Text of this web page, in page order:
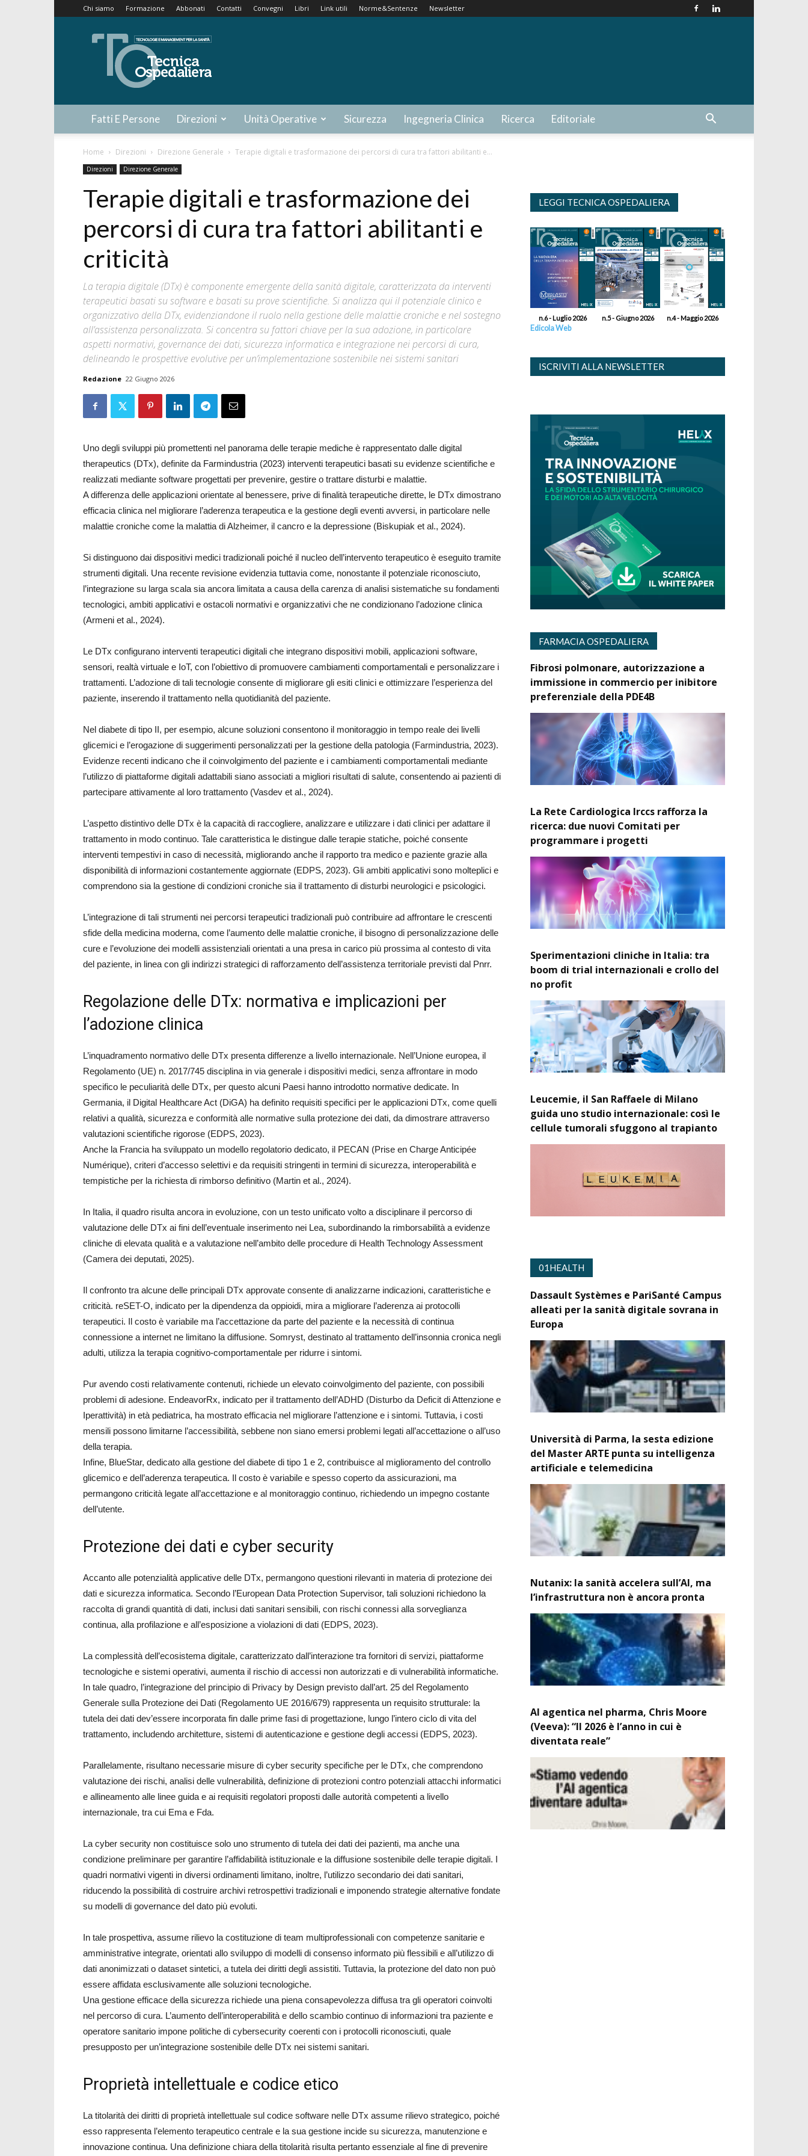
Chi siamo Formazione Abbonati Contatti Convegni Libri Link utili Norme&Sentenze Newsletter
Tecnica
Ospedaliera
Fatti E Persone Direzioni Unità Operative Sicurezza Ingegneria Clinica Ricerca Editoriale
Home Direzioni Direzione Generale Terapie digitali e trasformazione dei percorsi di cura tra fattori abilitanti e...
Direzioni Direzione Generale
Terapie digitali e trasformazione dei
percorsi di cura tra fattori abilitanti e
criticità
La terapia digitale (DTx) è componente emergente della sanità digitale, caratterizzata da interventi
terapeutici basati su software e basati su prove scientifiche. Si analizza qui il potenziale clinico e
organizzativo della DTx, evidenziandone il ruolo nella gestione delle malattie croniche e nel sostegno
all’assistenza personalizzata. Si concentra su fattori chiave per la sua adozione, in particolare
aspetti normativi, governance dei dati, sicurezza informatica e integrazione nei percorsi di cura,
delineando le prospettive evolutive per un’implementazione sostenibile nei sistemi sanitari
Redazione 22 Giugno 2026
Uno degli sviluppi più promettenti nel panorama delle terapie mediche è rappresentato dalle digital
therapeutics (DTx), definite da Farmindustria (2023) interventi terapeutici basati su evidenze scientifiche e
realizzati mediante software progettati per prevenire, gestire o trattare disturbi e malattie.
A differenza delle applicazioni orientate al benessere, prive di finalità terapeutiche dirette, le DTx dimostrano
efficacia clinica nel migliorare l’aderenza terapeutica e la gestione degli eventi avversi, in particolare nelle
malattie croniche come la malattia di Alzheimer, il cancro e la depressione (Biskupiak et al., 2024).
Si distinguono dai dispositivi medici tradizionali poiché il nucleo dell’intervento terapeutico è eseguito tramite
strumenti digitali. Una recente revisione evidenzia tuttavia come, nonostante il potenziale riconosciuto,
l’integrazione su larga scala sia ancora limitata a causa della carenza di analisi sistematiche su fondamenti
tecnologici, ambiti applicativi e ostacoli normativi e organizzativi che ne condizionano l’adozione clinica
(Armeni et al., 2024).
Le DTx configurano interventi terapeutici digitali che integrano dispositivi mobili, applicazioni software,
sensori, realtà virtuale e IoT, con l’obiettivo di promuovere cambiamenti comportamentali e personalizzare i
trattamenti. L’adozione di tali tecnologie consente di migliorare gli esiti clinici e ottimizzare l’esperienza del
paziente, inserendo il trattamento nella quotidianità del paziente.
Nel diabete di tipo II, per esempio, alcune soluzioni consentono il monitoraggio in tempo reale dei livelli
glicemici e l’erogazione di suggerimenti personalizzati per la gestione della patologia (Farmindustria, 2023).
Evidenze recenti indicano che il coinvolgimento del paziente e i cambiamenti comportamentali mediante
l’utilizzo di piattaforme digitali adattabili siano associati a migliori risultati di salute, consentendo ai pazienti di
partecipare attivamente al loro trattamento (Vasdev et al., 2024).
L’aspetto distintivo delle DTx è la capacità di raccogliere, analizzare e utilizzare i dati clinici per adattare il
trattamento in modo continuo. Tale caratteristica le distingue dalle terapie statiche, poiché consente
interventi tempestivi in caso di necessità, migliorando anche il rapporto tra medico e paziente grazie alla
disponibilità di informazioni costantemente aggiornate (EDPS, 2023). Gli ambiti applicativi sono molteplici e
comprendono sia la gestione di condizioni croniche sia il trattamento di disturbi neurologici e psicologici.
L’integrazione di tali strumenti nei percorsi terapeutici tradizionali può contribuire ad affrontare le crescenti
sfide della medicina moderna, come l’aumento delle malattie croniche, il bisogno di personalizzazione delle
cure e l’evoluzione dei modelli assistenziali orientati a una presa in carico più prossima al contesto di vita
del paziente, in linea con gli indirizzi strategici di rafforzamento dell’assistenza territoriale previsti dal Pnrr.
Regolazione delle DTx: normativa e implicazioni per
l’adozione clinica
L’inquadramento normativo delle DTx presenta differenze a livello internazionale. Nell’Unione europea, il
Regolamento (UE) n. 2017/745 disciplina in via generale i dispositivi medici, senza affrontare in modo
specifico le peculiarità delle DTx, per questo alcuni Paesi hanno introdotto normative dedicate. In
Germania, il Digital Healthcare Act (DiGA) ha definito requisiti specifici per le applicazioni DTx, come quelli
relativi a qualità, sicurezza e conformità alle normative sulla protezione dei dati, da dimostrare attraverso
valutazioni scientifiche rigorose (EDPS, 2023).
Anche la Francia ha sviluppato un modello regolatorio dedicato, il PECAN (Prise en Charge Anticipée
Numérique), criteri d’accesso selettivi e da requisiti stringenti in termini di sicurezza, interoperabilità e
tempistiche per la richiesta di rimborso definitivo (Martin et al., 2024).
In Italia, il quadro risulta ancora in evoluzione, con un testo unificato volto a disciplinare il percorso di
valutazione delle DTx ai fini dell’eventuale inserimento nei Lea, subordinando la rimborsabilità a evidenze
cliniche di elevata qualità e a valutazione nell’ambito delle procedure di Health Technology Assessment
(Camera dei deputati, 2025).
Il confronto tra alcune delle principali DTx approvate consente di analizzarne indicazioni, caratteristiche e
criticità. reSET-O, indicato per la dipendenza da oppioidi, mira a migliorare l’aderenza ai protocolli
terapeutici. Il costo è variabile ma l’accettazione da parte del paziente e la necessità di continua
connessione a internet ne limitano la diffusione. Somryst, destinato al trattamento dell’insonnia cronica negli
adulti, utilizza la terapia cognitivo-comportamentale per ridurre i sintomi.
Pur avendo costi relativamente contenuti, richiede un elevato coinvolgimento del paziente, con possibili
problemi di adesione. EndeavorRx, indicato per il trattamento dell’ADHD (Disturbo da Deficit di Attenzione e
Iperattività) in età pediatrica, ha mostrato efficacia nel migliorare l’attenzione e i sintomi. Tuttavia, i costi
mensili possono limitarne l’accessibilità, sebbene non siano emersi problemi legati all’accettazione o all’uso
della terapia.
Infine, BlueStar, dedicato alla gestione del diabete di tipo 1 e 2, contribuisce al miglioramento del controllo
glicemico e dell’aderenza terapeutica. Il costo è variabile e spesso coperto da assicurazioni, ma
permangono criticità legate all’accettazione e al monitoraggio continuo, richiedendo un impegno costante
dell’utente.
Protezione dei dati e cyber security
Accanto alle potenzialità applicative delle DTx, permangono questioni rilevanti in materia di protezione dei
dati e sicurezza informatica. Secondo l’European Data Protection Supervisor, tali soluzioni richiedono la
raccolta di grandi quantità di dati, inclusi dati sanitari sensibili, con rischi connessi alla sorveglianza
continua, alla profilazione e all’esposizione a violazioni di dati (EDPS, 2023).
La complessità dell’ecosistema digitale, caratterizzato dall’interazione tra fornitori di servizi, piattaforme
tecnologiche e sistemi operativi, aumenta il rischio di accessi non autorizzati e di vulnerabilità informatiche.
In tale quadro, l’integrazione del principio di Privacy by Design previsto dall’art. 25 del Regolamento
Generale sulla Protezione dei Dati (Regolamento UE 2016/679) rappresenta un requisito strutturale: la
tutela dei dati dev’essere incorporata fin dalle prime fasi di progettazione, lungo l’intero ciclo di vita del
trattamento, includendo architetture, sistemi di autenticazione e gestione degli accessi (EDPS, 2023).
Parallelamente, risultano necessarie misure di cyber security specifiche per le DTx, che comprendono
valutazione dei rischi, analisi delle vulnerabilità, definizione di protezioni contro potenziali attacchi informatici
e allineamento alle linee guida e ai requisiti regolatori proposti dalle autorità competenti a livello
internazionale, tra cui Ema e Fda.
La cyber security non costituisce solo uno strumento di tutela dei dati dei pazienti, ma anche una
condizione preliminare per garantire l’affidabilità istituzionale e la diffusione sostenibile delle terapie digitali. I
quadri normativi vigenti in diversi ordinamenti limitano, inoltre, l’utilizzo secondario dei dati sanitari,
riducendo la possibilità di costruire archivi retrospettivi tradizionali e imponendo strategie alternative fondate
su modelli di governance del dato più evoluti.
In tale prospettiva, assume rilievo la costituzione di team multiprofessionali con competenze sanitarie e
amministrative integrate, orientati allo sviluppo di modelli di consenso informato più flessibili e all’utilizzo di
dati anonimizzati o dataset sintetici, a tutela dei diritti degli assistiti. Tuttavia, la protezione del dato non può
essere affidata esclusivamente alle soluzioni tecnologiche.
Una gestione efficace della sicurezza richiede una piena consapevolezza diffusa tra gli operatori coinvolti
nel percorso di cura. L’aumento dell’interoperabilità e dello scambio continuo di informazioni tra paziente e
operatore sanitario impone politiche di cybersecurity coerenti con i protocolli riconosciuti, quale
presupposto per un’integrazione sostenibile delle DTx nei sistemi sanitari.
Proprietà intellettuale e codice etico
La titolarità dei diritti di proprietà intellettuale sul codice software nelle DTx assume rilievo strategico, poiché
esso rappresenta l’elemento terapeutico centrale e la sua gestione incide su sicurezza, manutenzione e
innovazione continua. Una definizione chiara della titolarità risulta pertanto essenziale al fine di prevenire
LEGGI TECNICA OSPEDALIERA
n.6 - Luglio 2026 n.5 - Giugno 2026 n.4 - Maggio 2026
Edicola Web
ISCRIVITI ALLA NEWSLETTER
FARMACIA OSPEDALIERA
Fibrosi polmonare, autorizzazione a
immissione in commercio per inibitore
preferenziale della PDE4B
La Rete Cardiologica Irccs rafforza la
ricerca: due nuovi Comitati per
programmare i progetti
Sperimentazioni cliniche in Italia: tra
boom di trial internazionali e crollo del
no profit
Leucemie, il San Raffaele di Milano
guida uno studio internazionale: così le
cellule tumorali sfuggono al trapianto
01HEALTH
Dassault Systèmes e PariSanté Campus
alleati per la sanità digitale sovrana in
Europa
Università di Parma, la sesta edizione
del Master ARTE punta su intelligenza
artificiale e telemedicina
Nutanix: la sanità accelera sull’AI, ma
l’infrastruttura non è ancora pronta
AI agentica nel pharma, Chris Moore
(Veeva): “Il 2026 è l’anno in cui è
diventata reale”